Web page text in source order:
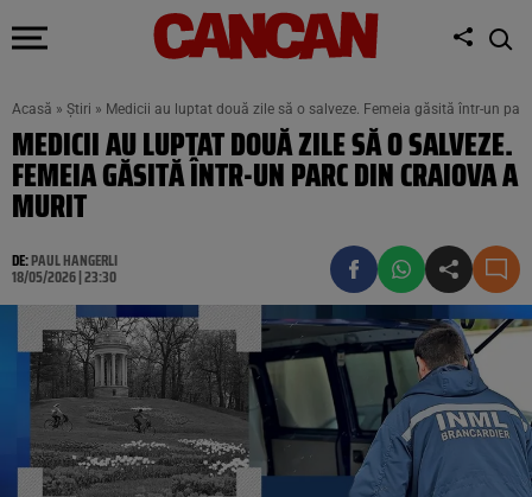
Acasă » Știri » Medicii au luptat două zile să o salveze. Femeia găsită într-un
MEDICII AU LUPTAT DOUĂ ZILE SĂ O SALVEZE.
FEMEIA GĂSITĂ ÎNTR-UN PARC DIN CRAIOVA A
MURIT
DE:PAUL HANGERLI
18/05/2026 | 23:30